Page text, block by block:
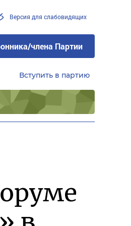
Версия для слабовидящих
члена Партии
Вступить в партию